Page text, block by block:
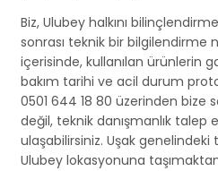
Biz, Ulubey halkını
sonrası teknik bir bilgilendirme
içerisinde, kullanılan ürünlerin
bakım tarihi ve acil durum
0501 644 18 80 üzerinden
değil, teknik danışmanlık talep
ulaşabilirsiniz. Uşak
Ulubey lokasyonuna